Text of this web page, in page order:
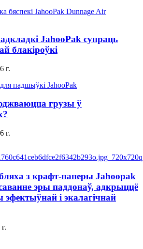
JahooPak супраць
блакіроўкі
г.
грузы ў
г.
з крафт-паперы Jahoopak
эры паддонаў, адкрыццё
эфектыўнай і экалагічнай